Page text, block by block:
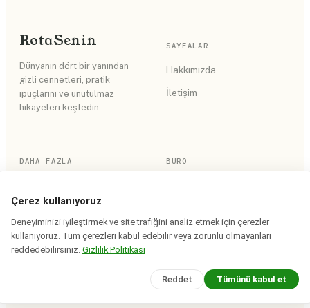
RotaSenin
Dünyanın dört bir yanından
gizli cennetleri, pratik
ipuçlarını ve unutulmaz
hikayeleri keşfedin.
SAYFALAR
Hakkımızda
İletişim
DAHA FAZLA
Site Haritası
BÜRO
© 2026 Rota Senin. Tüm hakları saklıdır.
Saha notları iddia bazında tarihlenir · yerinde doğrulanır.
Çerez kullanıyoruz
Deneyiminizi iyileştirmek ve site trafiğini analiz etmek için çerezler
kullanıyoruz. Tüm çerezleri kabul edebilir veya zorunlu olmayanları
reddedebilirsiniz. Gizlilik Politikası
Reddet Tümünü kabul et